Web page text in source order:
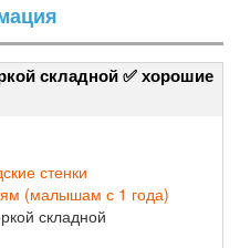
складной ✅ хорошие
стенки
(малышам с 1 года)
складной